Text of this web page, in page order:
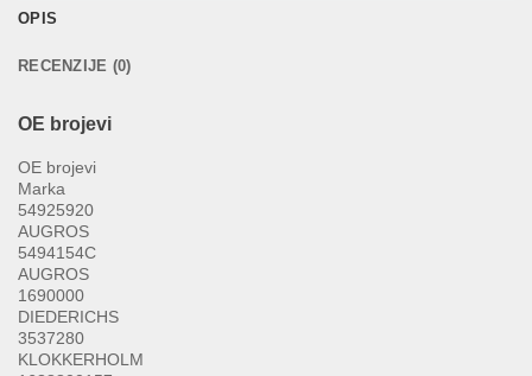
OPIS
RECENZIJE (0)
OE brojevi
OE brojevi
Marka
54925920
AUGROS
5494154C
AUGROS
1690000
DIEDERICHS
3537280
KLOKKERHOLM